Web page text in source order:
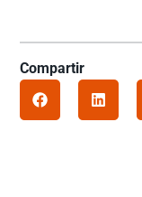
Compartir